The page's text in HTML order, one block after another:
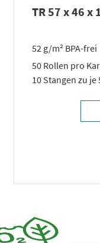
TR 57 x 46 x
52 g/m² BPA-frei
50 Rollen pro
10 Stangen zu